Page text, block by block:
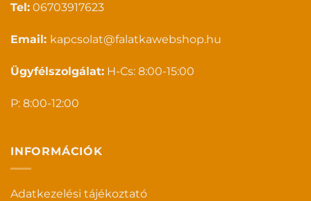
Tel: 06703917623
Email: kapcsolat@falatkawebshop.hu
Ügyfélszolgálat: H-Cs: 8:00-15:00
P: 8:00-12:00
INFORMÁCIÓK
Adatkezelési tájékoztató